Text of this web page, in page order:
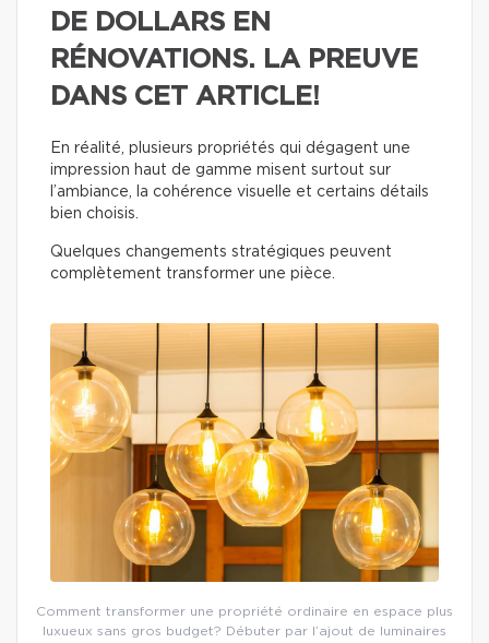
DE DOLLARS EN
RÉNOVATIONS. LA PREUVE
DANS CET ARTICLE!
En réalité, plusieurs propriétés qui dégagent une
impression haut de gamme misent surtout sur
l’ambiance, la cohérence visuelle et certains détails
bien choisis.
Quelques changements stratégiques peuvent
complètement transformer une pièce.
Comment transformer une propriété ordinaire en espace plus
luxueux sans gros budget? Débuter par l’ajout de luminaires